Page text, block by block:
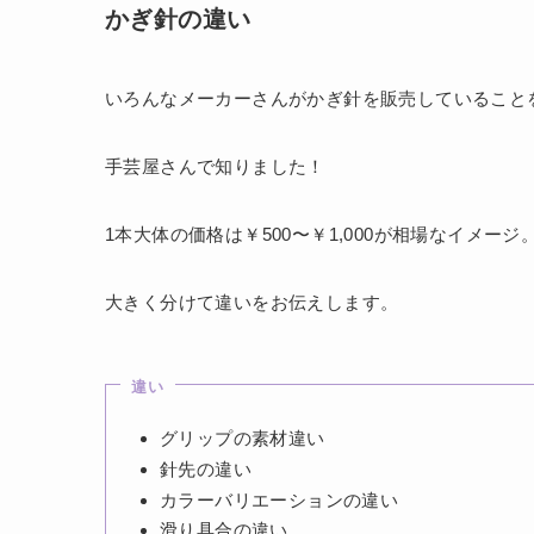
かぎ針の違い
いろんなメーカーさんがかぎ針を販売していること
手芸屋さんで知りました！
1本大体の価格は￥500〜￥1,000が相場なイメージ
大きく分けて違いをお伝えします。
違い
グリップの素材違い
針先の違い
カラーバリエーションの違い